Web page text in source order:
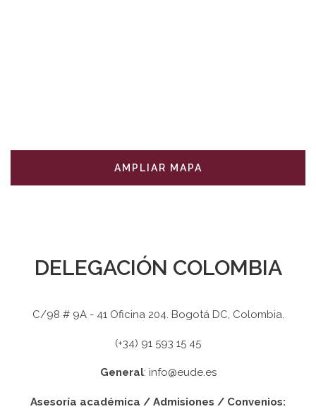
AMPLIAR MAPA
DELEGACIÓN COLOMBIA
C/98 # 9A - 41 Oficina 204. Bogotá DC, Colombia.
(+34) 91 593 15 45
General: info@eude.es
Asesoría académica / Admisiones / Convenios: